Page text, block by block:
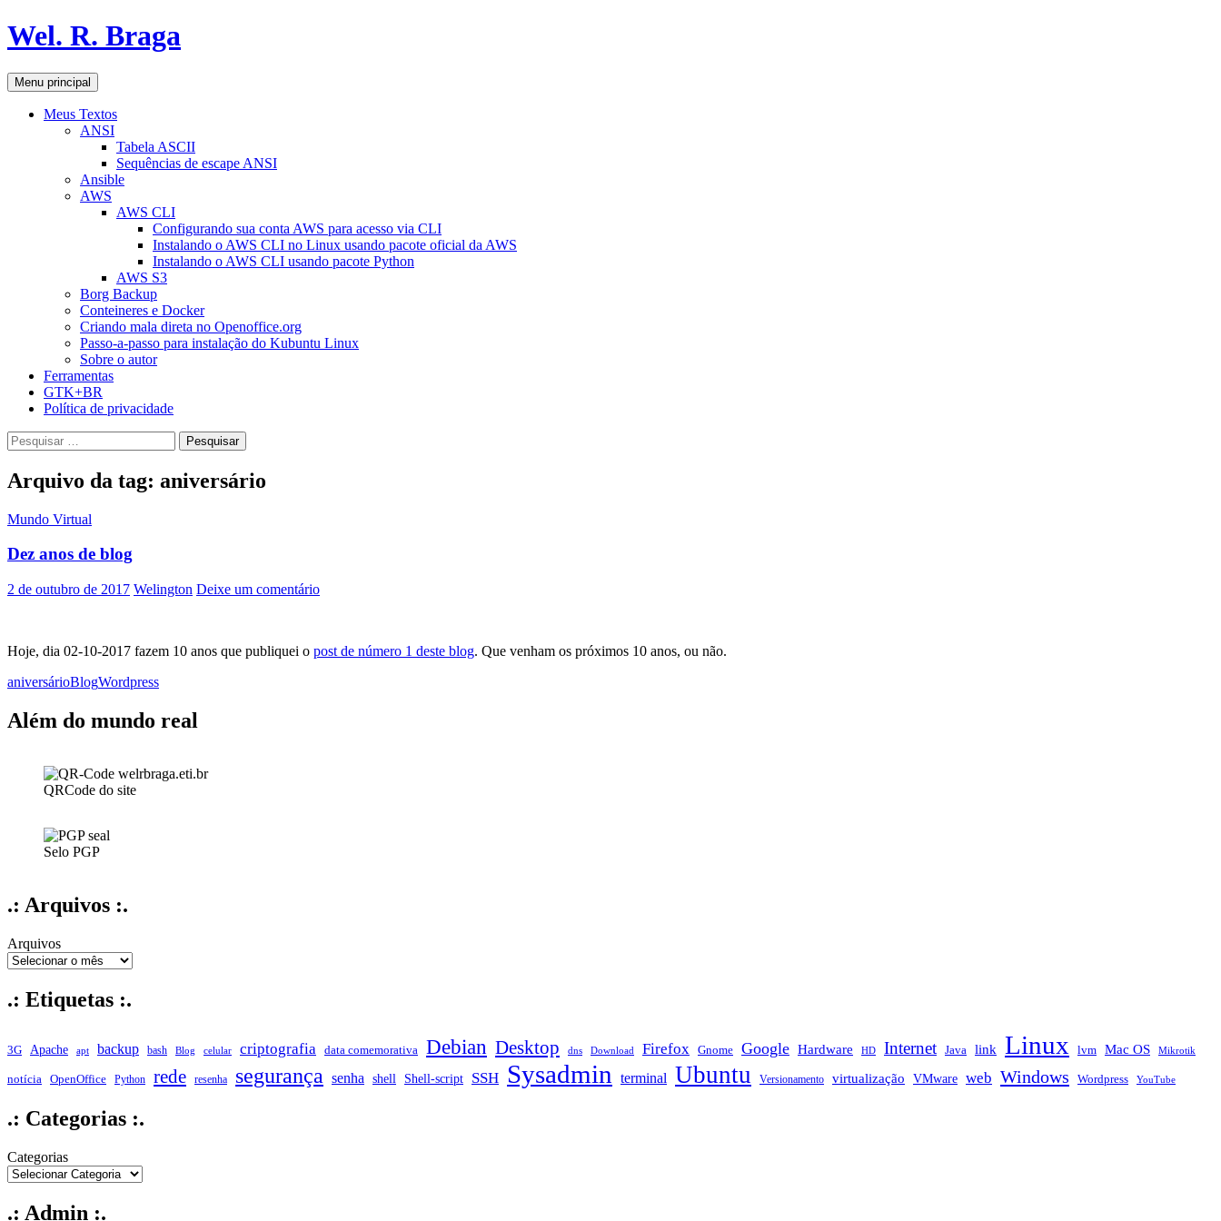
Pular
para
conteúdo
Wel. R. Braga
Pesquisar
Menu principal
Meus Textos
ANSI
Tabela ASCII
Sequências de escape ANSI
Ansible
AWS
AWS CLI
Configurando sua conta AWS para acesso via CLI
Instalando o AWS CLI no Linux usando pacote oficial da AWS
Instalando o AWS CLI usando pacote Python
AWS S3
Borg Backup
Conteineres e Docker
Criando mala direta no Openoffice.org
Passo-a-passo para instalação do Kubuntu Linux
Sobre o autor
Ferramentas
GTK+BR
Política de privacidade
Pesquisar
por:
Arquivo da tag: aniversário
Mundo Virtual
Dez anos de blog
2 de outubro de 2017 Welington Deixe um comentário
Hoje, dia 02-10-2017 fazem 10 anos que publiquei o post de número 1 deste blog. Que venham os próximos 10 anos, ou não.
aniversárioBlogWordpress
Além do mundo real
QRCode do site
Selo PGP
.: Arquivos :.
Arquivos
.: Etiquetas :.
3G Apache apt backup bash Blog celular criptografia data comemorativa Debian Desktop dns Download Firefox Gnome Google Hardware HD Internet Java link Linux lvm Mac OS Mikrotik
notícia OpenOffice Python rede resenha segurança senha shell Shell-script SSH Sysadmin terminal Ubuntu Versionamento virtualização VMware web Windows Wordpress YouTube
.: Categorias :.
Categorias
.: Admin :.